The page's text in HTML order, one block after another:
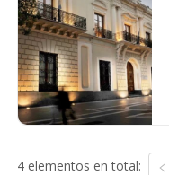
4 elementos en total: